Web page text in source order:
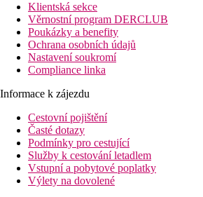
Klientská sekce
Věrnostní program DERCLUB
Poukázky a benefity
Ochrana osobních údajů
Nastavení soukromí
Compliance linka
Informace k zájezdu
Cestovní pojištění
Časté dotazy
Podmínky pro cestující
Služby k cestování letadlem
Vstupní a pobytové poplatky
Výlety na dovolené